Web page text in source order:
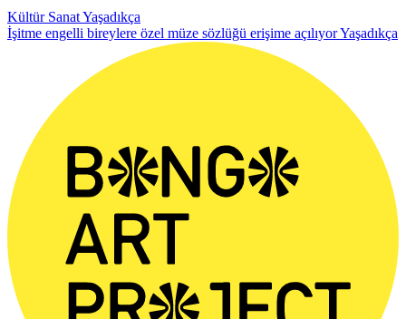
Kültür SanatYaşadıkça
İşitme engelli bireylere özel müze sözlüğü erişime açılıyorYaşadıkça